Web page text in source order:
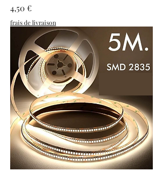
Prix
4,50 €
frais de livraison